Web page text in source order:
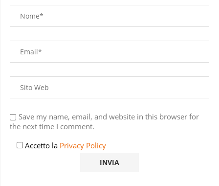
Save my name, email, and website in this browser for
the next time I comment.
Accetto la Privacy Policy